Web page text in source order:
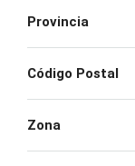
Provincia
Código Postal
Zona